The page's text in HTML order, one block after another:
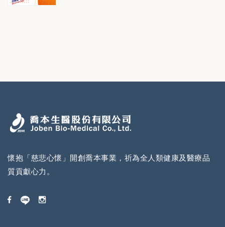
懷抱「慈悲心懷」開創喬本事業，祈為全人類健康及醫療品
質貢獻心力。